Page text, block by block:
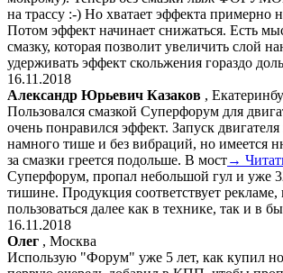
на трассу :-) Но хватает эффекта примерно
Потом эффект начинает снижаться. Есть
смазку, которая позволит увеличить слой
удерживать эффект скольжения гораздо
16.11.2018
Александр Юрьевич Казаков ,
Пользовался смазкой Суперфорум для
очень понравился эффект. Запуск
намного тише и без вибраций, но имеется
за смазки греется подольше. В мост→
Суперфорум, пропал небольшой гул и уже
тишине. Продукция соответствует
пользоваться далее как в технике, так и в
16.11.2018
Олег , Москва
Использую "Форум" уже 5 лет, как купил